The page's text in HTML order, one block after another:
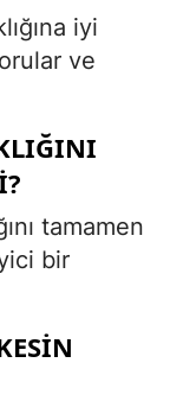
iyi
ve
tamamen
bir